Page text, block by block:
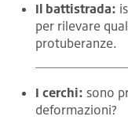
Il battistrada:
per rilevare
protuberanze.
I cerchi: sono
deformazioni?